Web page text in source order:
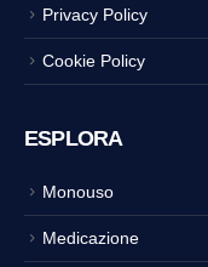
Privacy Policy
Cookie Policy
ESPLORA
Monouso
Medicazione